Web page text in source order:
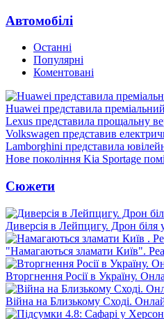
Автомобілі
Останні
Популярні
Коментовані
Huawei представила
Lexus представила прощальну
Volkswagen представив
Lamborghini представила
Нове покоління Kia Sportage
Сюжети
Диверсія в Лейпцигу. Дрон біля
"Намагаються зламати Київ".
Вторгнення Росії в Україну.
Війна на Близькому Сході.